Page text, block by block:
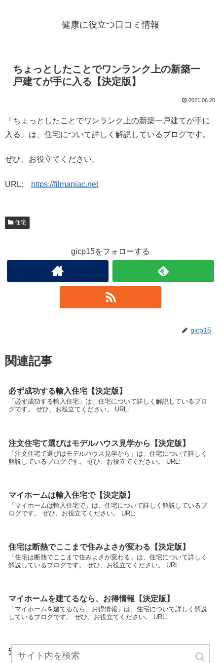
健康に役立つ口コミ情報
ちょっとしたことでワンランク上の新築一
戸建てが手に入る【決定版】
2021.06.20
「ちょっとしたことでワンランク上の新築一戸建てが手に
入る」は、住宅について詳しく解説しているブログです。
ぜひ、お役立てください。
URL: https://filmaniac.net
住宅
gicp15をフォローする
gicp15
関連記事
必ず成功する輸入住宅【決定版】
「必ず成功する輸入住宅」は、住宅について詳しく解説しているブロ
グです。 ぜひ、お役立てください。 URL:
注文住宅て選びはモデルハウス見学から【決定版】
「注文住宅て選びはモデルハウス見学から」は、住宅について詳しく
解説しているブログです。 ぜひ、お役立てください。 URL:
マイホームは輸入住宅で【決定版】
「マイホームは輸入住宅で」は、住宅について詳しく解説しているブ
ログです。 ぜひ、お役立てください。 URL:
住宅は断熱でここまで住みよさが変わる【決定版】
「住宅は断熱でここまで住みよさが変わる」は、住宅について詳しく
解説しているブログです。 ぜひ、お役立てください。 URL:
マイホームを建てるなら、お得情報【決定版】
「マイホームを建てるなら、お得情報」は、住宅について詳しく解説
しているブログです。 ぜひ、お役立てください。 URL:
安心、納得の家づくり【決定版】
「安心、納得の家づくり」は、住宅について詳しく解説しているブロ